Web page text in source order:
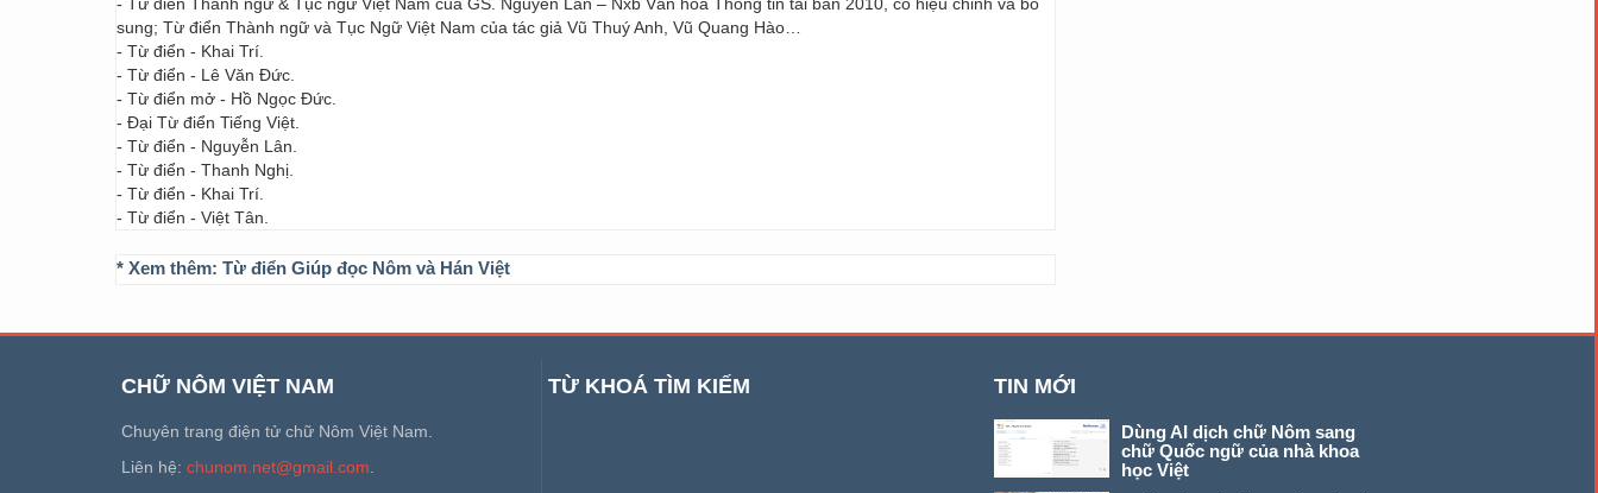
sung; Từ điển Thành ngữ và Tục Ngữ Việt Nam của tác giả Vũ Thuý Anh, Vũ Quang Hào…
- Từ điển - Khai Trí.
- Từ điển - Lê Văn Đức.
- Từ điển mở - Hồ Ngọc Đức.
- Đại Từ điển Tiếng Việt.
- Từ điển - Nguyễn Lân.
- Từ điển - Thanh Nghị.
- Từ điển - Khai Trí.
- Từ điển - Việt Tân.
* Xem thêm: Từ điển Giúp đọc Nôm và Hán Việt
CHỮ NÔM VIỆT NAM
Chuyên trang điện tử chữ Nôm Việt Nam.
Liên hệ: chunom.net@gmail.com
TỪ KHOÁ TÌM KIẾM TIN MỚI
Dùng AI dịch chữ Nôm sang
chữ Quốc ngữ của nhà khoa
học Việt